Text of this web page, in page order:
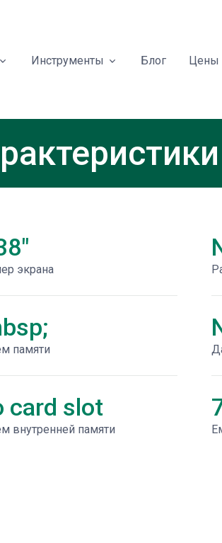
Инструменты Блог Цены
экрана
памяти
card slot
внутренней памяти